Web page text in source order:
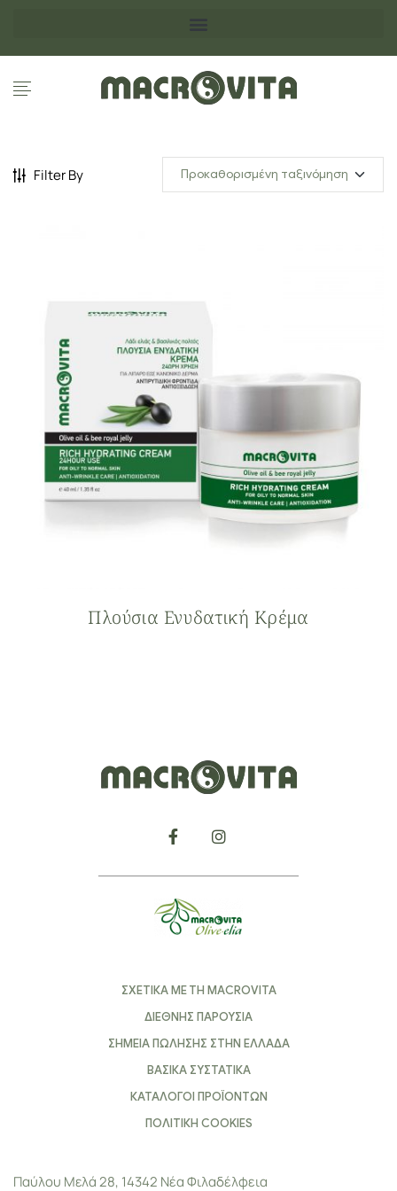
Filter By
Πλούσια Ενυδατική Κρέμα
ΣΧΕΤΙΚΑ ΜΕ ΤΗ MACROVITA
ΔΙΕΘΝΗΣ ΠΑΡΟΥΣΙΑ
ΣΗΜΕΙΑ ΠΩΛΗΣΗΣ ΣΤΗΝ ΕΛΛΑΔΑ
ΒΑΣΙΚΑ ΣΥΣΤΑΤΙΚΑ
ΚΑΤΑΛΟΓΟΙ ΠΡΟΪΟΝΤΩΝ
ΠΟΛΙΤΙΚΗ COOKIES
Παύλου Μελά 28, 14342 Νέα Φιλαδέλφεια